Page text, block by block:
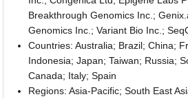
Breakthrough Genomics Inc.;
Genomics Inc.; Variant Bio Inc.;
Countries: Australia; Brazil; China;
Indonesia; Japan; Taiwan; Russia;
Canada; Italy; Spain
Regions: Asia-Pacific; South East